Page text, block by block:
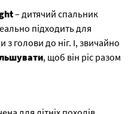
– дитячий спальник
підходить для
з голови до ніг. І, звичайно
, щоб він ріс разом